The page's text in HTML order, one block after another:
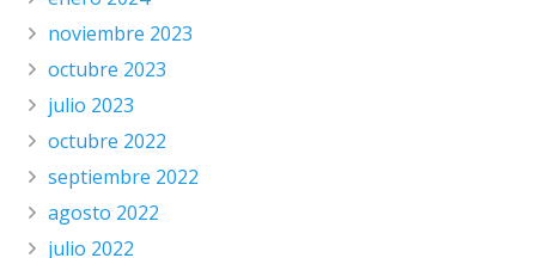
noviembre 2023
octubre 2023
julio 2023
octubre 2022
septiembre 2022
agosto 2022
julio 2022